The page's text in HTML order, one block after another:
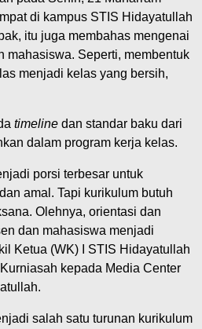
di kampus STIS Hidayatullah
itu juga membahas mengenai
mahasiswa. Seperti, membentuk
menjadi kelas yang bersih,
timeline dan standar baku dari
dalam program kerja kelas.
porsi terbesar untuk
amal. Tapi kurikulum butuh
Olehnya, orientasi dan
dan mahasiswa menjadi
Ketua (WK) I STIS Hidayatullah
kepada Media Center
salah satu turunan kurikulum